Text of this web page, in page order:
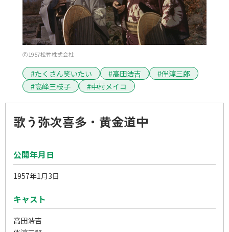
Ⓒ1957松竹株式会社
#たくさん笑いたい #高田浩吉
#伴淳三郎
#高峰三枝子
#中村メイコ
歌う弥次喜多・黄金道中
公開年月日
1957年1月3日
キャスト
高田浩吉